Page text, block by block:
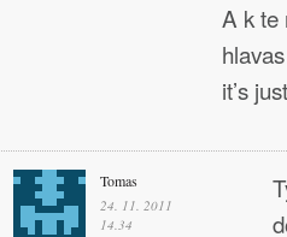
A k te
it’s
Tomas
24. 11. 2011
14.34